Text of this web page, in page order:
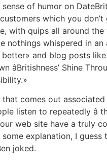
sense of humor on
which you don’t
with quips all around the
nothings whispered in an
and blog posts
âBritishness’ Shine
that comes out
listen to repeatedly â
web site have a truly
explanation, I guess
joked.